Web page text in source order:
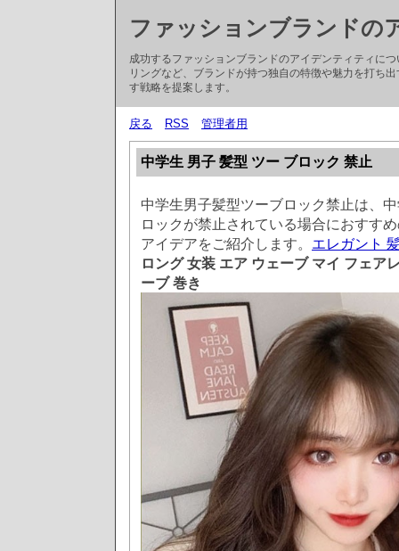
ファッションブランドの
成功するファッションブランドのアイデンティティに
リングなど、ブランドが持つ独自の特徴や魅力を打ち
す戦略を提案します。
戻る RSS 管理者用
中学生 男子 髪型 ツー ブロック 禁止
中学生男子髪型ツーブロック禁止は、
ロックが禁止されている場合におすす
アイデアをご紹介します。 エレガント
ロング 女装 エア ウェーブ マイ フェア
ーブ 巻き